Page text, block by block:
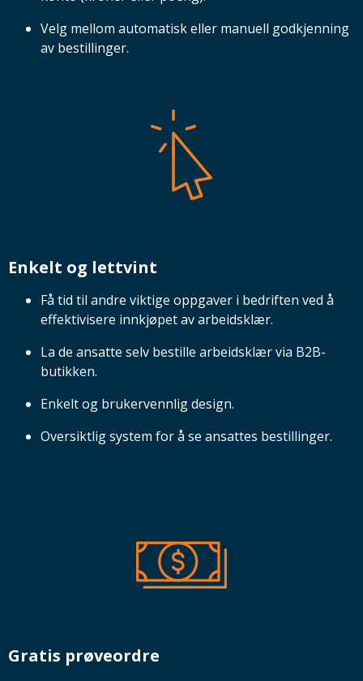
Velg mellom automatisk eller manuell godkjenning
av bestillinger.
Enkelt og lettvint
Få tid til andre viktige oppgaver i bedriften ved å
effektivisere innkjøpet av arbeidsklær.
La de ansatte selv bestille arbeidsklær via B2B-
butikken.
Enkelt og brukervennlig design.
Oversiktlig system for å se ansattes bestillinger.
Gratis prøveordre